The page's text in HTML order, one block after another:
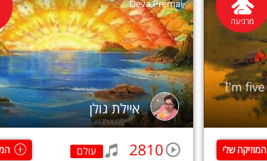
מרגיעה
המוזיקה שלי
Deva Premai
איילת גולן
2810 עולם